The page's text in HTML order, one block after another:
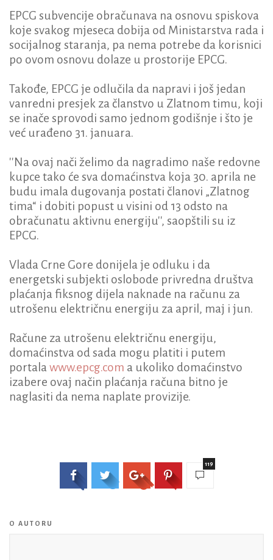
EPCG subvencije obračunava na osnovu spiskova
koje svakog mjeseca dobija od Ministarstva rada i
socijalnog staranja, pa nema potrebe da korisnici
po ovom osnovu dolaze u prostorije EPCG.
Takođe, EPCG je odlučila da napravi i još jedan
vanredni presjek za članstvo u Zlatnom timu, koji
se inače sprovodi samo jednom godišnje i što je
već urađeno 31. januara.
''Na ovaj nači želimo da nagradimo naše redovne
kupce tako će sva domaćinstva koja 30. aprila ne
budu imala dugovanja postati članovi „Zlatnog
tima“ i dobiti popust u visini od 13 odsto na
obračunatu aktivnu energiju'', saopštili su iz
EPCG.
Vlada Crne Gore donijela je odluku i da
energetski subjekti oslobode privredna društva
plaćanja fiksnog dijela naknade na računu za
utrošenu električnu energiju za april, maj i jun.
Račune za utrošenu električnu energiju,
domaćinstva od sada mogu platiti i putem
portala www.epcg.com a ukoliko domaćinstvo
izabere ovaj način plaćanja računa bitno je
naglasiti da nema naplate provizije.
119
O AUTORU